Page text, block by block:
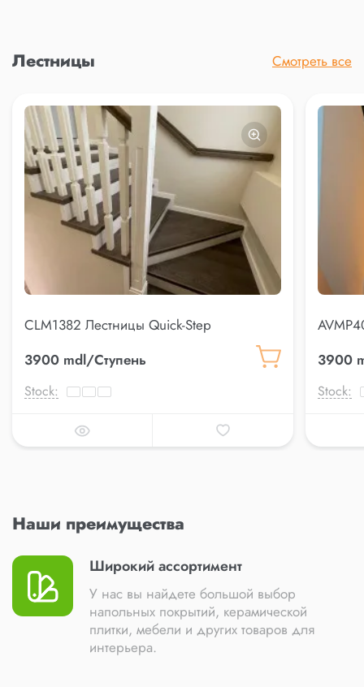
Лестницы Смотреть все
CLM1382 Лестницы Quick-Step
3900 mdl/Ступень
Stock:
3900
Stock:
Наши преимущества
Широкий ассортимент
У нас вы найдете большой выбор
напольных покрытий, керамической
плитки, мебели и других товаров для
интерьера.